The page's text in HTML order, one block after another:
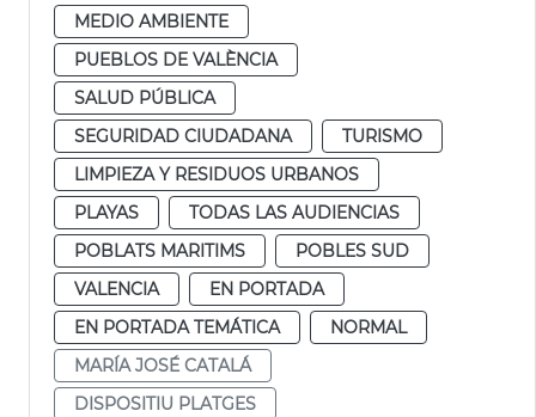
MEDIO AMBIENTE
PUEBLOS DE VALÈNCIA
SALUD PÚBLICA
SEGURIDAD CIUDADANA
TURISMO
LIMPIEZA Y RESIDUOS URBANOS
PLAYAS
TODAS LAS AUDIENCIAS
POBLATS MARITIMS
POBLES SUD
VALENCIA
EN PORTADA
EN PORTADA TEMÁTICA
NORMAL
MARÍA JOSÉ CATALÁ
DISPOSITIU PLATGES